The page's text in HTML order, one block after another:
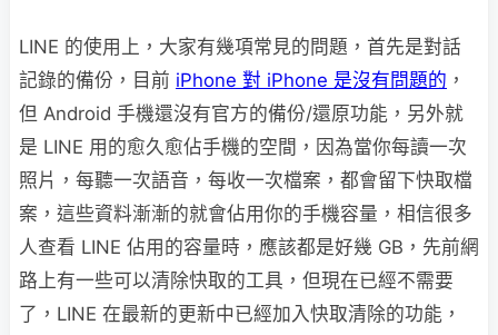
LINE 的使用上，大家有幾項常見的問題，首先是對話
記錄的備份，目前 iPhone 對 iPhone 是沒有問題的 ，
但 Android 手機還沒有官方的備份/還原功能，另外就
是 LINE 用的愈久愈佔手機的空間，因為當你每讀一次
照片，每聽一次語音，每收一次檔案，都會留下快取檔
案，這些資料漸漸的就會佔用你的手機容量，相信很多
人查看 LINE 佔用的容量時，應該都是好幾 GB，先前網
路上有一些可以清除快取的工具，但現在已經不需要
了，LINE 在最新的更新中已經加入快取清除的功能，